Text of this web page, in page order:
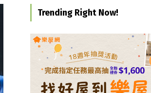
Trending Right Now!